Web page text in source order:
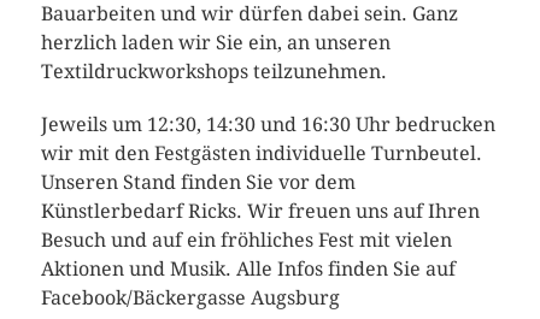
Bauarbeiten und wir dürfen dabei sein. Ganz
herzlich laden wir Sie ein, an unseren
Textildruckworkshops teilzunehmen.
Jeweils um 12:30, 14:30 und 16:30 Uhr bedrucken
wir mit den Festgästen individuelle Turnbeutel.
Unseren Stand finden Sie vor dem
Künstlerbedarf Ricks. Wir freuen uns auf Ihren
Besuch und auf ein fröhliches Fest mit vielen
Aktionen und Musik. Alle Infos finden Sie auf
Facebook/Bäckergasse Augsburg